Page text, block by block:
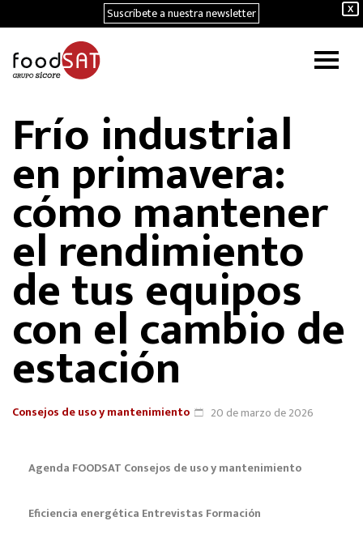
X
Suscríbete a nuestra newsletter
Frío industrial
en primavera:
cómo mantener
el rendimiento
de tus equipos
con el cambio de
estación
Consejos de uso y mantenimiento 20 de marzo de 2026
Agenda FOODSAT Consejos de uso y mantenimiento
Eficiencia energética Entrevistas Formación